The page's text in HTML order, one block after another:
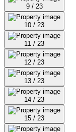
9 / 23
10 / 23
11 / 23
12 / 23
13 / 23
14 / 23
15 / 23